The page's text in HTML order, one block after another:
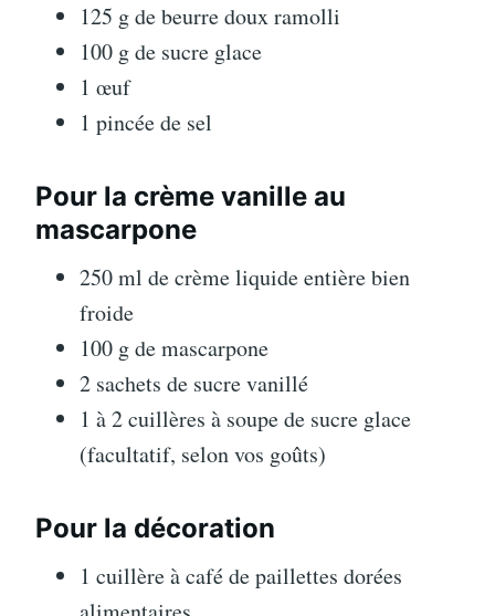
125 g de beurre doux ramolli
100 g de sucre glace
1 œuf
1 pincée de sel
Pour la crème vanille au
mascarpone
250 ml de crème liquide entière bien
froide
100 g de mascarpone
2 sachets de sucre vanillé
1 à 2 cuillères à soupe de sucre glace
(facultatif, selon vos goûts)
Pour la décoration
1 cuillère à café de paillettes dorées